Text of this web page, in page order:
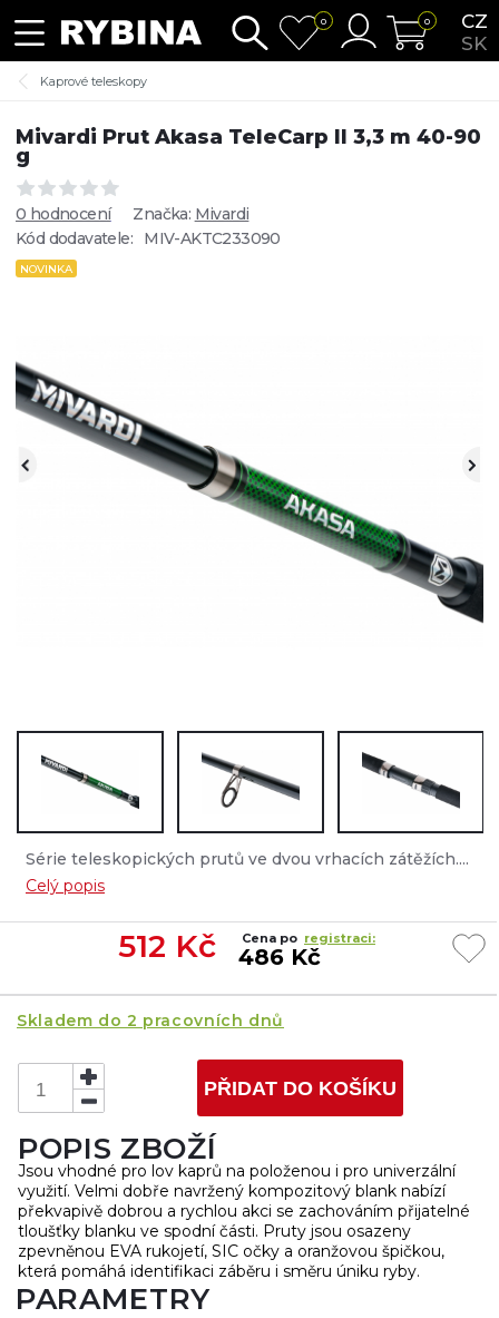
CZ
SK
0 0
Kaprové teleskopy
Mivardi Prut Akasa TeleCarp II 3,3 m 40-90
g
0 hodnocení Značka: Mivardi
Kód dodavatele: MIV-AKTC233090
NOVINKA
Série teleskopických prutů ve dvou vrhacích zátěžích....
Celý popis
512 Kč Cena po registraci:
486 Kč
Skladem do 2 pracovních dnů
PŘIDAT DO KOŠÍKU
POPIS ZBOŽÍ
Jsou vhodné pro lov kaprů na položenou i pro univerzální
využití. Velmi dobře navržený kompozitový blank nabízí
překvapivě dobrou a rychlou akci se zachováním přijatelné
tloušťky blanku ve spodní části. Pruty jsou osazeny
zpevněnou EVA rukojetí, SIC očky a oranžovou špičkou,
která pomáhá identifikaci záběru i směru úniku ryby.
PARAMETRY